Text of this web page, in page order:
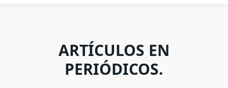
ARTÍCULOS EN
PERIÓDICOS.